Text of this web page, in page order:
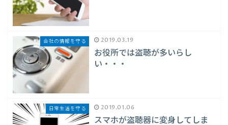
会社の情報を守る 2019.03.19
お役所では盗聴が多いらし
い・・・
日常生活を守る 2019.01.06
スマホが盗聴器に変身してしま